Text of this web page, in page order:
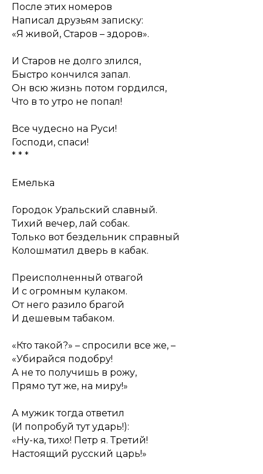
После этих номеров
Написал друзьям записку:
«Я живой, Старов – здоров».
И Старов не долго злился,
Быстро кончился запал.
Он всю жизнь потом гордился,
Что в то утро не попал!
Все чудесно на Руси!
Господи, спаси!
* * *
Емелька
Городок Уральский славный.
Тихий вечер, лай собак.
Только вот бездельник справный
Колошматил дверь в кабак.
Преисполненный отвагой
И с огромным кулаком.
От него разило брагой
И дешевым табаком.
«Кто такой?» – спросили все же, –
«Убирайся подобру!
А не то получишь в рожу,
Прямо тут же, на миру!»
А мужик тогда ответил
(И попробуй тут ударь!):
«Ну-ка, тихо! Петр я. Третий!
Настоящий русский царь!»